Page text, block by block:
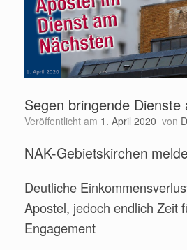
Segen bringende Dienste
Veröffentlicht am 1. April 2020 von
NAK-Gebietskirchen
Deutliche
Apostel, jedoch endlich Zeit
Engagement